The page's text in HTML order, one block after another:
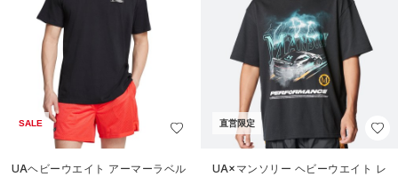
SALE
UAヘビーウエイト アーマーラベル
直営限定
UA×マンソリー ヘビーウエイト レ